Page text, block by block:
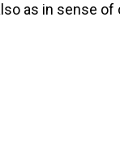
as in sense of